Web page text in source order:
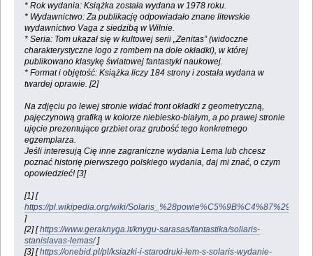
* Rok wydania: Książka została wydana w 1978 roku.
* Wydawnictwo: Za publikację odpowiadało znane litewskie
wydawnictwo Vaga z siedzibą w Wilnie.
* Seria: Tom ukazał się w kultowej serii „Zenitas” (widoczne
charakterystyczne logo z rombem na dole okładki), w której
publikowano klasykę światowej fantastyki naukowej.
* Format i objętość: Książka liczy 184 strony i została wydana w
twardej oprawie. [2]
Na zdjęciu po lewej stronie widać front okładki z geometryczną,
pajęczynową grafiką w kolorze niebiesko-białym, a po prawej stronie
ujęcie prezentujące grzbiet oraz grubość tego konkretnego
egzemplarza.
Jeśli interesują Cię inne zagraniczne wydania Lema lub chcesz
poznać historię pierwszego polskiego wydania, daj mi znać, o czym
opowiedzieć! [3]
[1] [
https://pl.wikipedia.org/wiki/Solaris_%28powie%C5%9B%C4%87%29
]
[2] [https://www.geraknyga.lt/knygu-sarasas/fantastika/soliaris-
stanislavas-lemas/]
[3] [https://onebid.pl/pl/ksiazki-i-starodruki-lem-s-solaris-wydanie-